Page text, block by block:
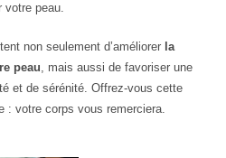
votre peau.
non seulement d’améliorer la
peau, mais aussi de favoriser une
et de sérénité. Offrez-vous cette
: votre corps vous remerciera.